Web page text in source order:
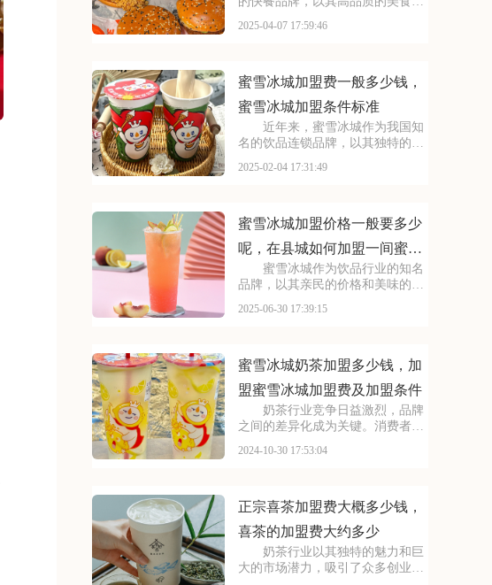
创业者都希望能加入华莱士的大家
加盟条件。请看下面是
2025-04-07 17:59:46
蜜雪冰城加盟费一般多少钱，
蜜雪冰城加盟条件标准
近年来，蜜雪冰城作为我国知
名的饮品连锁品牌，以其独特的口
的喜爱。许多创业人士纷纷选择加
焦点。接下来，让我们
2025-02-04 17:31:49
蜜雪冰城加盟价格一般要多少
呢，在县城如何加盟一间蜜雪
冰城
蜜雪冰城作为饮品行业的知名
品牌，以其亲民的价格和美味的产
是在繁华的商业街，还是在安静的
还不断创新，推出新的
2025-06-30 17:39:15
蜜雪冰城奶茶加盟多少钱，加
盟蜜雪冰城加盟费及加盟条件
奶茶行业竞争日益激烈，品牌
之间的差异化成为关键。消费者越
使得奶茶品牌需要不断创新，以吸
引了大量忠实消费者，
2024-10-30 17:53:04
正宗喜茶加盟费大概多少钱，
喜茶的加盟费大约多少
奶茶行业以其独特的魅力和巨
大的市场潜力，吸引了众多创业者